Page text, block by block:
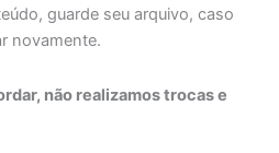
guarde seu arquivo, caso
novamente.
não realizamos trocas e